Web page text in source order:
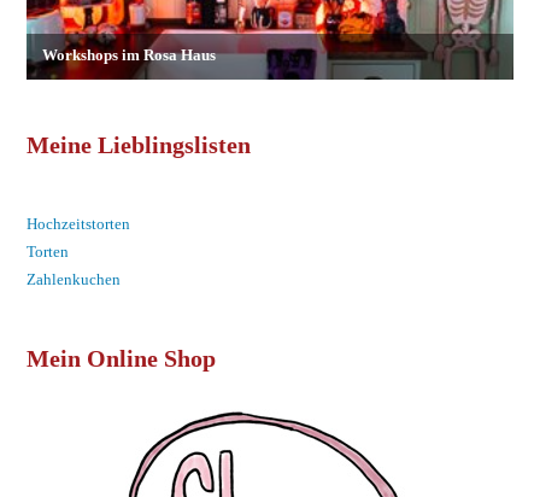
Meine Lieblingslisten
Hochzeitstorten
Torten
Zahlenkuchen
Mein Online Shop